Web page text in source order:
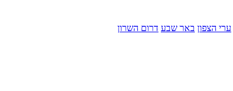
ערי הצפון באר שבע דרום השרון